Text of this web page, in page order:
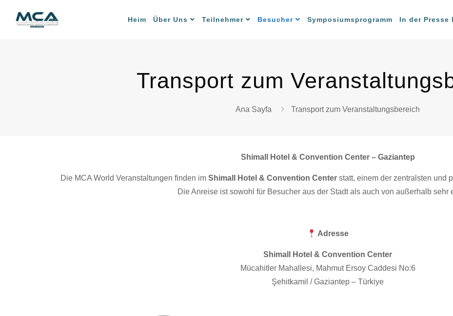
Heim Über Uns Teilnehmer Besucher Symposiumsprogramm In der Presse
Transport zum
Ana Sayfa Transport zum Veranstaltungsbereich
Shimall Hotel & Convention Center – Gaziantep
Die MCA World Veranstaltungen finden im Shimall Hotel & Convention Centerstatt, einem der zentralsten und
Die Anreise ist sowohl für Besucher aus der Stadt als auch von außerhalb sehr
Adresse
Shimall Hotel & Convention Center
Mücahitler Mahallesi, Mahmut Ersoy Caddesi No:6
Şehitkamil / Gaziantep – Türkiye